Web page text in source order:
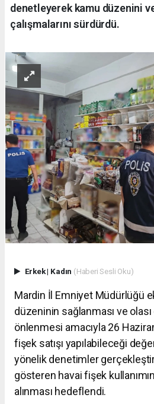
denetleyerek kamu düzenini
çalışmalarını sürdürdü.
Erkek| Kadın (Haberi Sesli Oku)
Mardin İl Emniyet Müdürlüğü
düzeninin sağlanması ve
önlenmesi amacıyla 26
fişek satışı yapılabileceği
yönelik denetimler
gösteren havai fişek
alınması hedeflendi.